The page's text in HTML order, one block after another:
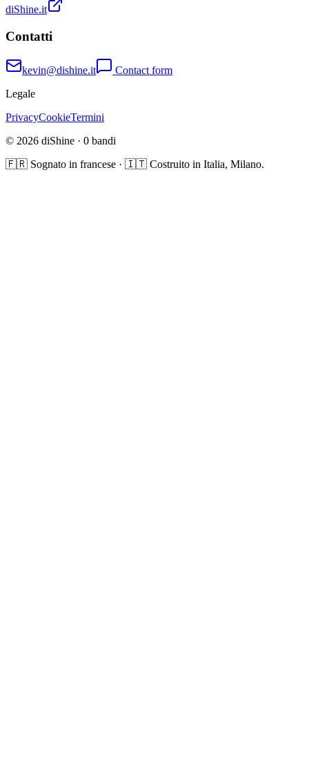
diShine.it
Contatti
kevin@dishine.it
Contact form
Legale
PrivacyCookieTermini
© 2026 diShine · 0 bandi
🇫🇷 Sognato in francese · 🇮🇹 Costruito in Italia, Milano.